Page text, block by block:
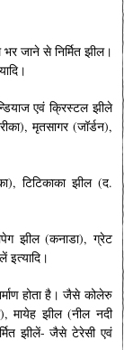
जाने से निर्मित झील।
एवं क्रिस्टल झीले
मृतसागर (जॉर्डन),
टिटिकाका झील (द.
झील (कनाडा), ग्रेट
होता है। जैसे कोलेरु
मायेह झील (नील नदी
झीलें- जैसे टेरेसी एवं